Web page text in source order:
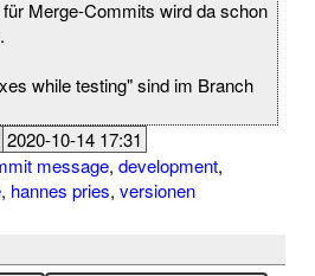
Merge-Commits wird da schon
while testing" sind im Branch
2020-10-14 17:31
message, development,
, hannes pries, versionen